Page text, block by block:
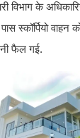
विभाग के
स्कॉर्पियो वाहन
फैल गई.